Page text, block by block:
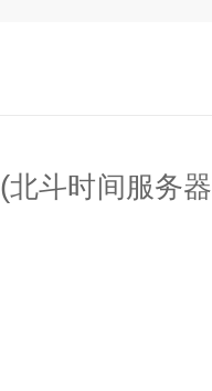
(北斗时间服务器